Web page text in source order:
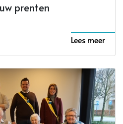
prenten
Lees meer